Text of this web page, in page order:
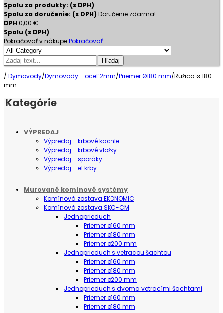
Spolu za produkty: (s DPH)
Spolu za doručenie: (s DPH) Doručenie zdarma!
DPH 0,00 €
Spolu (s DPH)
Pokračovať v nákupePokračovať
Hľadaj
/ Dymovody/Dymovody - oceľ 2mm/Priemer Ø180 mm/Ružica ø 180
mm
Kategórie
VÝPREDAJ
Výpredaj - krbové kachle
Výpredaj - krbové vložky
Výpredaj - sporáky
Výpredaj - el.krby
Murované komínové systémy
Komínová zostava EKONOMIC
Komínová zostava SKC-CM
Jednoprieduch
Priemer ø160 mm
Priemer ø180 mm
Priemer ø200 mm
Jednoprieduch s vetracou šachtou
Priemer ø160 mm
Priemer ø180 mm
Priemer ø200 mm
Jednoprieduch s dvoma vetracími šachtami
Priemer ø160 mm
Priemer ø180 mm